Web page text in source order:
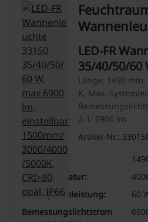
33
LED-FR
35/40/50/60
einstellbar
1500mm/
CRI>80,
Länge: 1490
K, Max.
2-1: 6900 lm
Artikel-Nr.:
Länge:
Farbtemperatur:
Max. Systemleistung:
60
Bemessungslichtstrom